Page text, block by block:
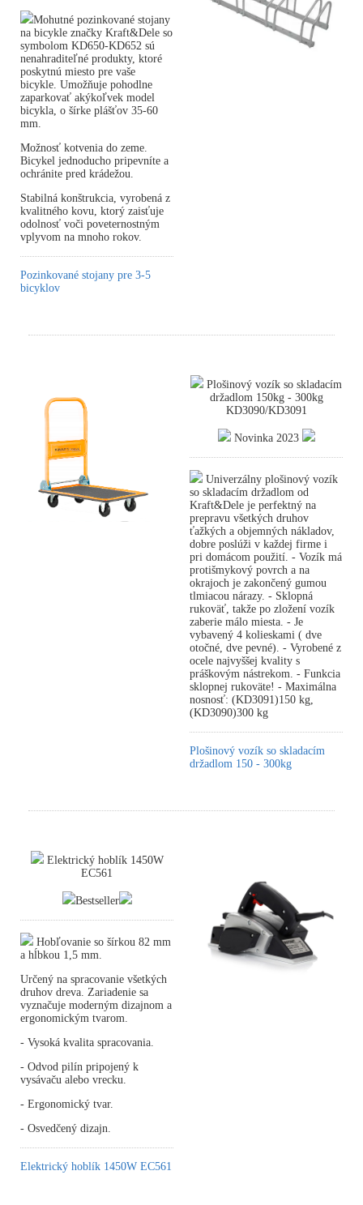
Mohutné pozinkované stojany
na bicykle značky Kraft&Dele so
symbolom KD650-KD652 sú
nenahraditeľné produkty, ktoré
poskytnú miesto pre vaše
bicykle. Umožňuje pohodlne
zaparkovať akýkoľvek model
bicykla, o šírke plášťov 35-60
mm.
Možnosť kotvenia do zeme.
Bicykel jednoducho pripevníte a
ochránite pred krádežou.
Stabilná konštrukcia, vyrobená z
kvalitného kovu, ktorý zaisťuje
odolnosť voči poveternostným
vplyvom na mnoho rokov.
Pozinkované stojany pre 3-5
bicyklov
Plošinový vozík so skladacím
držadlom 150kg - 300kg
KD3090/KD3091
Novinka 2023
Univerzálny plošinový vozík
so skladacím držadlom od
Kraft&Dele je perfektný na
prepravu všetkých druhov
ťažkých a objemných nákladov,
dobre poslúži v každej firme i
pri domácom použití. - Vozík má
protišmykový povrch a na
okrajoch je zakončený gumou
tlmiacou nárazy. - Sklopná
rukoväť, takže po zložení vozík
zaberie málo miesta. - Je
vybavený 4 kolieskami ( dve
otočné, dve pevné). - Vyrobené z
ocele najvyššej kvality s
práškovým nástrekom. - Funkcia
sklopnej rukoväte! - Maximálna
nosnosť: (KD3091)150 kg,
(KD3090)300 kg
Plošinový vozík so skladacím
držadlom 150 - 300kg
Elektrický hoblík 1450W
EC561
Bestseller
Hobľovanie so šírkou 82 mm
a hĺbkou 1,5 mm.
Určený na spracovanie všetkých
druhov dreva. Zariadenie sa
vyznačuje moderným dizajnom a
ergonomickým tvarom.
- Vysoká kvalita spracovania.
- Odvod pilín pripojený k
vysávaču alebo vrecku.
- Ergonomický tvar.
- Osvedčený dizajn.
Elektrický hoblík 1450W EC561